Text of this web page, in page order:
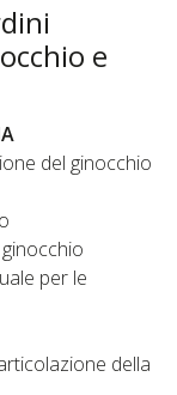
e
del ginocchio
per le
della